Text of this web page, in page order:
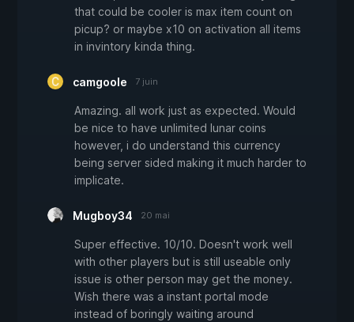
that could be cooler is max item count on
picup? or maybe x10 on activation all items
in invintory kinda thing.
camgoole 7 juin
Amazing. all work just as expected. Would
be nice to have unlimited lunar coins
however, i do understand this currency
being server sided making it much harder to
implicate.
Mugboy34 20 mai
Super effective. 10/10. Doesn't work well
with other players but is still useable only
issue is other person may get the money.
Wish there was a instant portal mode
instead of boringly waiting around